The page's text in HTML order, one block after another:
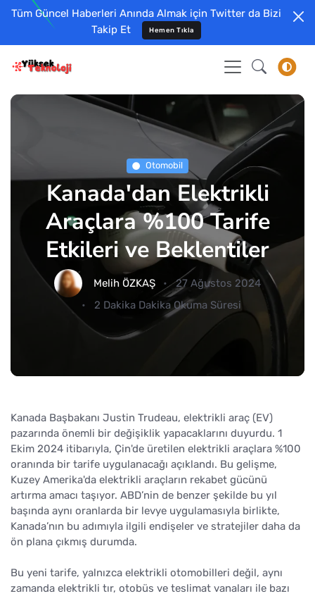
Tüm Güncel Haberleri Anında Almak için Twitter da Bizi
Takip Et
Hemen Tıkla
Otomobil
Kanada'dan Elektrikli
Araçlara %100 Tarife
Etkileri ve Beklentiler
Melih ÖZKAŞ
27 Ağustos 2024
2 Dakika Dakika Okuma Süresi
Kanada Başbakanı Justin Trudeau, elektrikli araç (EV)
pazarında önemli bir değişiklik yapacaklarını duyurdu. 1
Ekim 2024 itibarıyla, Çin'de üretilen elektrikli araçlara %100
oranında bir tarife uygulanacağı açıklandı. Bu gelişme,
Kuzey Amerika'da elektrikli araçların rekabet gücünü
artırma amacı taşıyor. ABD’nin de benzer şekilde bu yıl
başında aynı oranlarda bir levye uygulamasıyla birlikte,
Kanada’nın bu adımıyla ilgili endişeler ve stratejiler daha da
ön plana çıkmış durumda.
Bu yeni tarife, yalnızca elektrikli otomobilleri değil, aynı
zamanda elektrikli tır, otobüs ve teslimat vanaları ile bazı